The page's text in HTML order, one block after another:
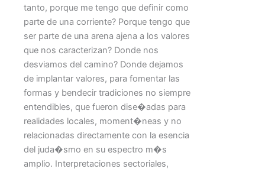
tanto, porque me tengo que definir como
parte de una corriente? Porque tengo que
ser parte de una arena ajena a los valores
que nos caracterizan? Donde nos
desviamos del camino? Donde dejamos
de implantar valores, para fomentar las
formas y bendecir tradiciones no siempre
entendibles, que fueron dise�adas para
realidades locales, moment�neas y no
relacionadas directamente con la esencia
del juda�smo en su espectro m�s
amplio. Interpretaciones sectoriales,